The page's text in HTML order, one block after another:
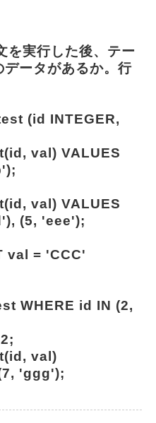
を実行した後、テー
ータがあるか。行
(id INTEGER,
val) VALUES
val) VALUES
(5, 'eee');
val = 'CCC'
WHERE id IN (2,
val)
'ggg');